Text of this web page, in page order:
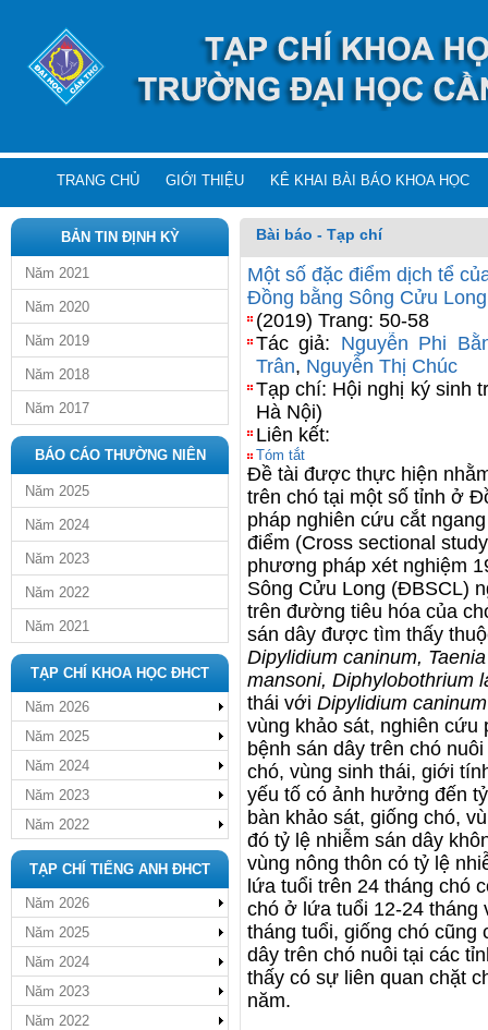
TRANG CHỦ GIỚI THIỆU KÊ KHAI BÀI BÁO KHOA HỌC
BẢN TIN ĐỊNH KỲ
Năm 2021
Năm 2020
Năm 2019
Năm 2018
Năm 2017
BÁO CÁO THƯỜNG NIÊN
Năm 2025
Năm 2024
Năm 2023
Năm 2022
Năm 2021
TẠP CHÍ KHOA HỌC ĐHCT
Năm 2026
Năm 2025
Năm 2024
Năm 2023
Năm 2022
TẠP CHÍ TIẾNG ANH ĐHCT
Năm 2026
Năm 2025
Năm 2024
Năm 2023
Năm 2022
Bài báo - Tạp chí
Một số đặc điểm dịch tể
Đồng bằng Sông Cửu Long
(2019) Trang: 50-58
Tác giả: Nguyễn Phi
Trân, Nguyễn Thị Chúc
Tạp chí: Hội nghị ký sinh
Hà Nội)
Liên kết:
Tóm tắt
Đề tài được thực hiện
trên chó tại một số tỉnh ở
pháp nghiên cứu cắt
điểm (Cross sectional
phương pháp xét nghiệm
Sông Cửu Long (ĐBSCL)
trên đường tiêu hóa của
sán dây được tìm thấy
Dipylidium caninum,
mansoni, Diphylobothrium
thái với Dipylidium caninum
vùng khảo sát, nghiên cứu
bệnh sán dây trên chó
chó, vùng sinh thái, giới
yếu tố có ảnh hưởng đến
bàn khảo sát, giống chó,
đó tỷ lệ nhiễm sán dây
vùng nông thôn có tỷ lệ
lứa tuổi trên 24 tháng chó
chó ở lứa tuổi 12-24 tháng
tháng tuổi, giống chó cũng
dây trên chó nuôi tại các
thấy có sự liên quan chặt
năm.